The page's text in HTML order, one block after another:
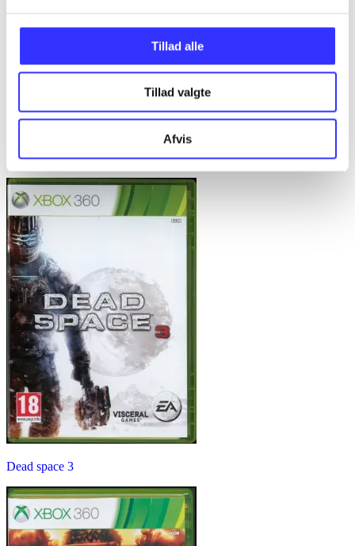
Tillad alle
Tillad valgte
Afvis
Little big planet 3
Dead space 3